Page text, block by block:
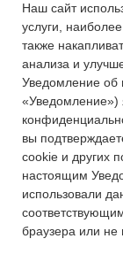
Наш сайт
услуги,
также
анализа и
Уведомление об
«Уведомление»)
вы
cookie и других
настоящим
использовали
браузера или не
карты»
Написать